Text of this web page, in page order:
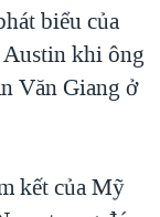
biểu của
khi ông
Văn Giang ở
kết của Mỹ